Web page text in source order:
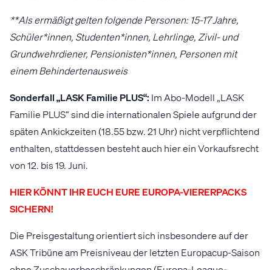
**Als ermäßigt gelten folgende Personen: 15-17 Jahre,
Schüler*innen, Studenten*innen, Lehrlinge, Zivil- und
Grundwehrdiener, Pensionisten*innen, Personen mit
einem Behindertenausweis
Sonderfall „LASK Familie PLUS“: Im Abo-Modell „LASK
Familie PLUS“ sind die internationalen Spiele aufgrund der
späten Ankickzeiten (18.55 bzw. 21 Uhr) nicht verpflichtend
enthalten, stattdessen besteht auch hier ein Vorkaufsrecht
von 12. bis 19. Juni.
HIER KÖNNT IHR EUCH EURE EUROPA-VIERERPACKS
SICHERN!
Die Preisgestaltung orientiert sich insbesondere auf der
ASK Tribüne am Preisniveau der letzten Europacup-Saison